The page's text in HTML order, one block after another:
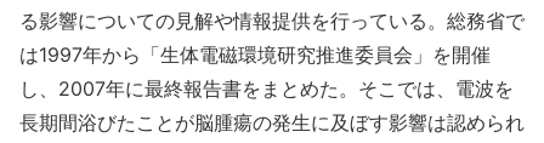
る影響についての見解や情報提供を行っている。総務省で
は1997年から「生体電磁環境研究推進委員会」を開催
し、2007年に最終報告書をまとめた。そこでは、電波を
長期間浴びたことが脳腫瘍の発生に及ぼす影響は認められ